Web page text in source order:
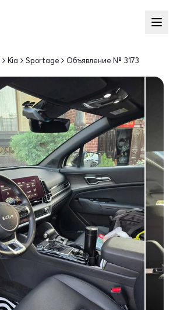
Kia Sportage Объявление № 3173